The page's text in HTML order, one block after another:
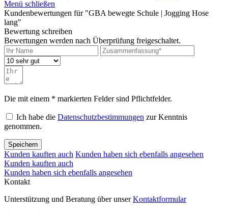
Menü schließen
Kundenbewertungen für "GBA bewegte Schule | Jogging Hose
lang"
Bewertung schreiben
Bewertungen werden nach Überprüfung freigeschaltet.
Die mit einem * markierten Felder sind Pflichtfelder.
Ich habe die Datenschutzbestimmungen zur Kenntnis
genommen.
Speichern
Kunden kauften auch Kunden haben sich ebenfalls angesehen
Kunden kauften auch
Kunden haben sich ebenfalls angesehen
Kontakt
Unterstützung und Beratung über unserKontaktformular